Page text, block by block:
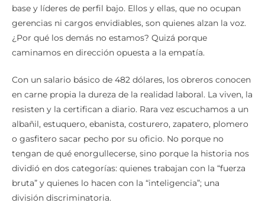
base y líderes de perfil bajo. Ellos y ellas, que no ocupan
gerencias ni cargos envidiables, son quienes alzan la voz.
¿Por qué los demás no estamos? Quizá porque
caminamos en dirección opuesta a la empatía.
Con un salario básico de 482 dólares, los obreros conocen
en carne propia la dureza de la realidad laboral. La viven, la
resisten y la certifican a diario. Rara vez escuchamos a un
albañil, estuquero, ebanista, costurero, zapatero, plomero
o gasfitero sacar pecho por su oficio. No porque no
tengan de qué enorgullecerse, sino porque la historia nos
dividió en dos categorías: quienes trabajan con la “fuerza
bruta” y quienes lo hacen con la “inteligencia”; una
división discriminatoria.